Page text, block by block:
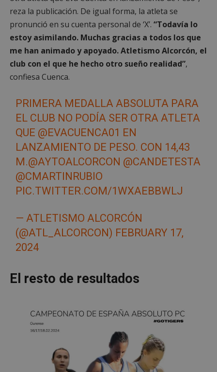
reza la publicación. De igual forma, la atleta se
pronunció en su cuenta personal de ‘X’. “Todavía lo
estoy asimilando. Muchas gracias a todos los que
me han animado y apoyado. Atletismo Alcorcón, el
club con el que he hecho otro sueño realidad”,
confiesa Cuenca.
PRIMERA MEDALLA ABSOLUTA PARA
EL CLUB NO PODÍA SER OTRA ATLETA
QUE @EVACUENCA01 EN
LANZAMIENTO DE PESO. CON 14,43
M.@AYTOALCORCON @CANDETESTA
@CMARTINRUBIO
PIC.TWITTER.COM/1WXAEBBWLJ
— ATLETISMO ALCORCÓN
(@ATL_ALCORCON) FEBRUARY 17,
2024
El resto de resultados